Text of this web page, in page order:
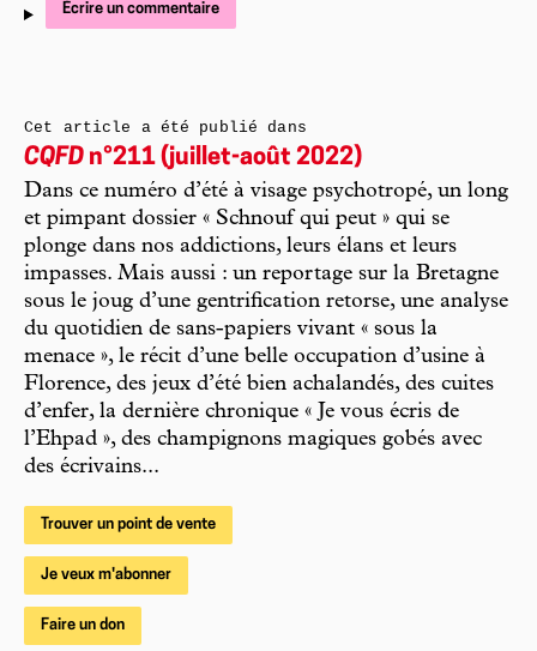
Écrire un commentaire
Cet article a été publié dans
CQFD n°211 (juillet-août 2022)
Dans ce numéro d’été à visage psychotropé, un long
et pimpant dossier « Schnouf qui peut » qui se
plonge dans nos addictions, leurs élans et leurs
impasses. Mais aussi : un reportage sur la Bretagne
sous le joug d’une gentrification retorse, une analyse
du quotidien de sans-papiers vivant « sous la
menace », le récit d’une belle occupation d’usine à
Florence, des jeux d’été bien achalandés, des cuites
d’enfer, la dernière chronique « Je vous écris de
l’Ehpad », des champignons magiques gobés avec
des écrivains...
Trouver un point de vente
Je veux m'abonner
Faire un don